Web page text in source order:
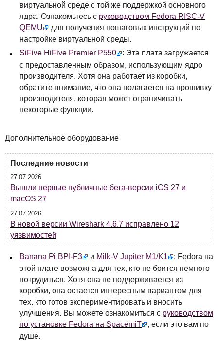
виртуальной среде с той же поддержкой основного
ядра. Ознакомьтесь с руководством Fedora RISC-V
QEMU
для получения пошаговых инструкций по
настройке виртуальной среды.
SiFive HiFive Premier P550
: Эта плата загружается
с предоставленным образом, использующим ядро
производителя. Хотя она работает из коробки,
обратите внимание, что она полагается на прошивку
производителя, которая может ограничивать
некоторые функции.
Дополнительное оборудование
Последние новости
27.07.2026
Вышли первые публичные бета-версии iOS 27 и
macOS 27
27.07.2026
В новой версии Wireshark 4.6.7 исправлено 12
уязвимостей
Banana Pi BPI -F3 и Milk-V Jupiter M1/K1
: Fedora на
этой плате возможна для тех, кто не боится немного
потрудиться. Хотя она не поддерживается из
коробки, она остается интересным вариантом для
тех, кто готов экспериментировать и вносить
улучшения. Вы можете ознакомиться с руководством
по установке Fedora на SpacemiT
, если это вам по
душе.